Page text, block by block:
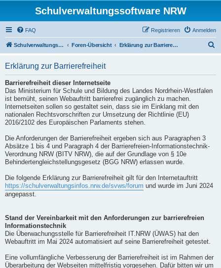
Schulverwaltungssoftware NRW
FAQ Anmelden
Registrieren
Schulverwaltungssoftware NRW Foren-Übersicht Erklärung zur Barrierefreiheit
Erklärung zur Barrierefreiheit
Barrierefreiheit dieser Internetseite
Das Ministerium für Schule und Bildung des Landes Nordrhein-Westfalen
ist bemüht, seinen Webauftritt barrierefrei zugänglich zu machen.
Internetseiten sollen so gestaltet sein, dass sie im Einklang mit den
nationalen Rechtsvorschriften zur Umsetzung der Richtlinie (EU)
2016/2102 des Europäischen Parlaments stehen.
Die Anforderungen der Barrierefreiheit ergeben sich aus Paragraphen 3
Absätze 1 bis 4 und Paragraph 4 der Barrierefreien-Informationstechnik-
Verordnung NRW (BITV NRW), die auf der Grundlage von § 10e
Behindertengleichstellungsgesetz (BGG NRW) erlassen wurde.
Die folgende Erklärung zur Barrierefreiheit gilt für den Internetauftritt
https://schulverwaltungsinfos.nrw.de/svws/forum und wurde im Juni 2024
angepasst.
Stand der Vereinbarkeit mit den Anforderungen zur barrierefreien
Informationstechnik
Die Überwachungsstelle für Barrierefreiheit IT.NRW (ÜWAS) hat den
Webauftritt im Mai 2024 automatisiert auf seine Barrierefreiheit getestet.
Eine vollumfängliche Verbesserung der Barrierefreiheit ist im Rahmen der
Überarbeitung der Webseiten mittelfristig vorgesehen. Dafür bitten wir um